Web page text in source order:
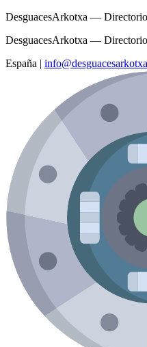
DesguacesArkotxa — Directorio
DesguacesArkotxa — Directorio
España |